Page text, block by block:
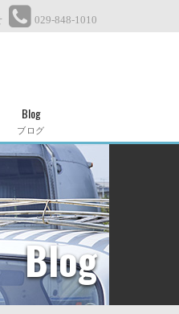
029-848-1010
Blog
ブログ
Blog